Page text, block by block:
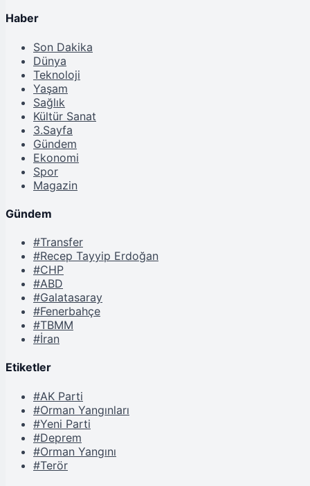
Haber
Son Dakika
Dünya
Teknoloji
Yaşam
Sağlık
Kültür Sanat
3.Sayfa
Gündem
Ekonomi
Spor
Magazin
Gündem
#Transfer
#Recep Tayyip Erdoğan
#CHP
#ABD
#Galatasaray
#Fenerbahçe
#TBMM
#İran
Etiketler
#AK Parti
#Orman Yangınları
#Yeni Parti
#Deprem
#Orman Yangını
#Terör